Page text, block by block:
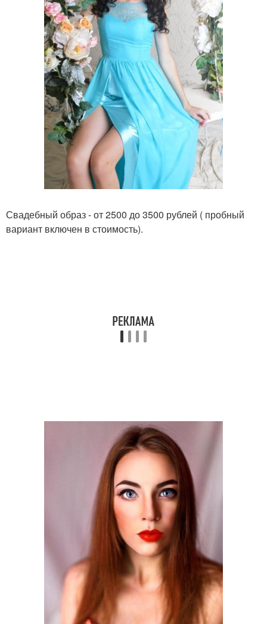
Свадебный образ - от 2500 до 3500 рублей ( пробный
вариант включен в стоимость).